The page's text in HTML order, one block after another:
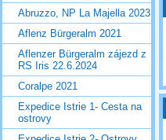
Abruzzo, NP La Majella 2023
Aflenz Bürgeralm 2021
Aflenzer Bürgeralm zájezd z
RS Iris 22.6.2024
Coralpe 2021
Expedice Istrie 1- Cesta na
ostrovy